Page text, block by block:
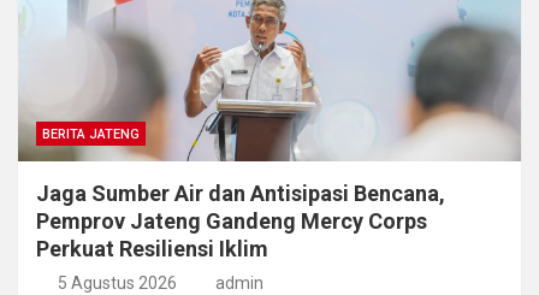
BERITA JATENG
Jaga Sumber Air dan Antisipasi Bencana,
Pemprov Jateng Gandeng Mercy Corps
Perkuat Resiliensi Iklim
5 Agustus 2026 admin